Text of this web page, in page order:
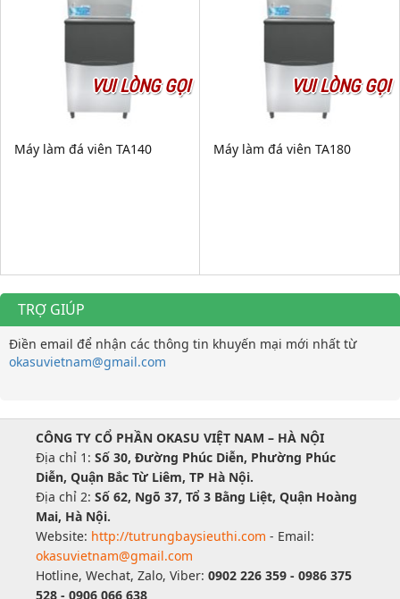
VUI LÒNG GỌI
Máy làm đá viên TA140
VUI LÒNG GỌI
Máy làm đá viên TA180
TRỢ GIÚP
Điền email để nhận các thông tin khuyến mại mới nhất từ
okasuvietnam@gmail.com
CÔNG TY CỔ PHẦN OKASU VIỆT NAM – HÀ NỘI
Địa chỉ 1: Số 30, Đường Phúc Diễn, Phường Phúc
Diễn, Quận Bắc Từ Liêm, TP Hà Nội.
Địa chỉ 2: Số 62, Ngõ 37, Tổ 3 Bằng Liệt, Quận Hoàng
Mai, Hà Nội.
Website: http://tutrungbaysieuthi.com - Email:
okasuvietnam@gmail.com
Hotline, Wechat, Zalo, Viber: 0902 226 359 - 0986 375
528 - 0906 066 638